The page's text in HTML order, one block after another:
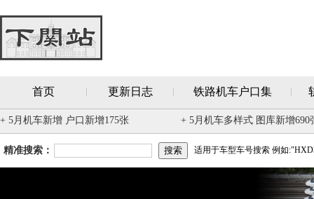
首页 更新日志 铁路机车户口集
+ 5月机车新增 户口新增175张 + 5月机车多样式 图库新增690
精准搜索： 适用于车型车号搜索 例如